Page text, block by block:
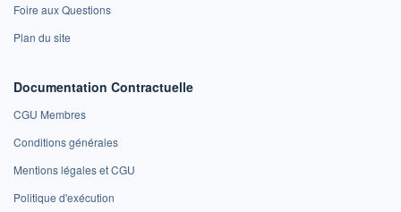
Foire aux Questions
Plan du site
Documentation Contractuelle
CGU Membres
Conditions générales
Mentions légales et CGU
Politique d'exécution